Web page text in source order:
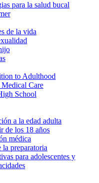
para la salud bucal
de la vida
to Adulthood
Care
School
a la edad adulta
de los 18 años
médica
la preparatoria
para adolescentes y